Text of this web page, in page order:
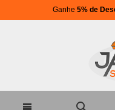
Ganhe 5% de